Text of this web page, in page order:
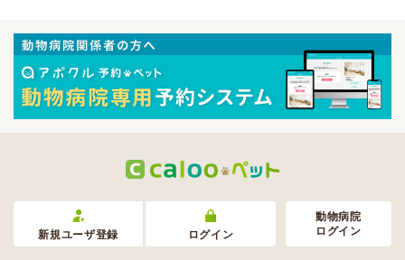
新規ユーザ登録 ログイン
動物病院
ログイン